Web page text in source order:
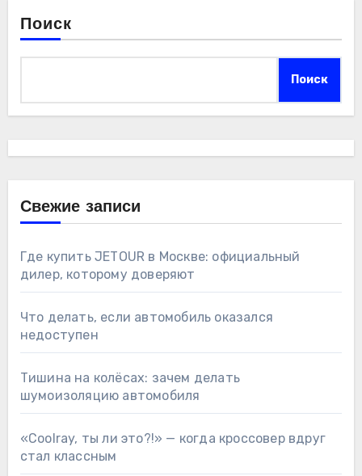
Поиск
Поиск
Свежие записи
Где купить JETOUR в Москве: официальный
дилер, которому доверяют
Что делать, если автомобиль оказался
недоступен
Тишина на колёсах: зачем делать
шумоизоляцию автомобиля
«Coolray, ты ли это?!» — когда кроссовер вдруг
стал классным